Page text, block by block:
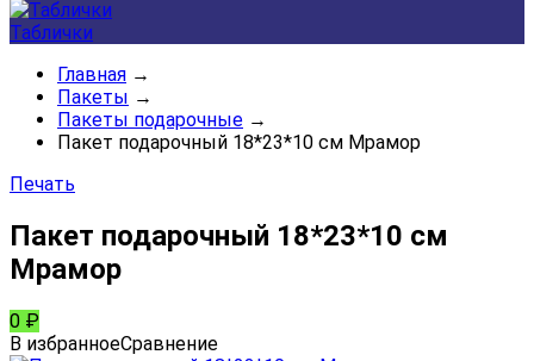
Таблички
Главная →
Пакеты →
Пакеты подарочные →
Пакет подарочный 18*23*10 см Мрамор
Печать
Пакет подарочный 18*23*10 см
Мрамор
0 ₽
В избранноеСравнение